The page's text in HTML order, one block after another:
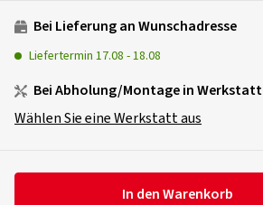
Bei Lieferung an Wunschadresse
Liefertermin 17.08 -18.08
Bei Abholung/Montage in Werkstatt
Wählen Sie eine Werkstatt aus
In den Warenkorb